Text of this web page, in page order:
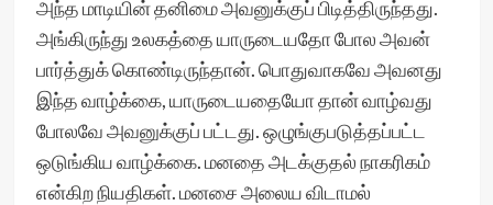
அந்த மாடியின் தனிமை அவனுக்குப் பிடித்திருந்தது.
அங்கிருந்து உலகத்தை யாருடையதோ போல அவன்
பார்த்துக் கொண்டிருந்தான். பொதுவாகவே அவனது
இந்த வாழ்க்கை, யாருடையதையோ தான் வாழ்வது
போலவே அவனுக்குப் பட்டது. ஒழுங்குபடுத்தப்பட்ட
ஒடுங்கிய வாழ்க்கை. மனதை அடக்குதல் நாகரிகம்
என்கிற நியதிகள். மனசை அலைய விடாமல்